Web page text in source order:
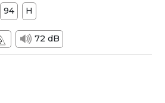
94 H
72 dB